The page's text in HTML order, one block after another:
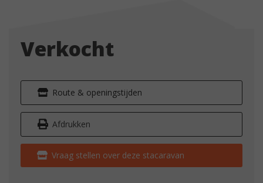
Verkocht
Route & openingstijden
Afdrukken
Vraag stellen over deze stacaravan